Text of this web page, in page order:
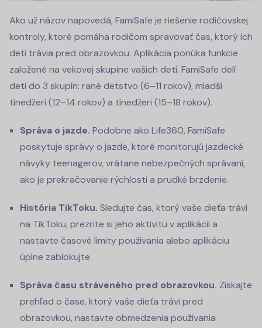
Ako už názov napovedá, FamiSafe je riešenie rodičovskej
kontroly, ktoré pomáha rodičom spravovať čas, ktorý ich
deti trávia pred obrazovkou. Aplikácia ponúka funkcie
založené na vekovej skupine vašich detí. FamiSafe delí
deti do 3 skupín: rané detstvo (6–11 rokov), mladší
tínedžeri (12–14 rokov) a tínedžeri (15–18 rokov).
Správa o jazde. Podobne ako Life360, FamiSafe
poskytuje správy o jazde, ktoré monitorujú jazdecké
návyky teenagerov, vrátane nebezpečných správaní,
ako je prekračovanie rýchlosti a prudké brzdenie.
História TikToku. Sledujte čas, ktorý vaše dieťa trávi
na TikToku, prezrite si jeho aktivitu v aplikácii a
nastavte časové limity používania alebo aplikáciu
úplne zablokujte.
Správa času stráveného pred obrazovkou. Získajte
prehľad o čase, ktorý vaše dieťa trávi pred
obrazovkou, nastavte obmedzenia používania